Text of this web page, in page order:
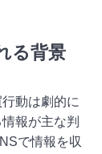
る背景
動は劇的に
報が主な判
で情報を収